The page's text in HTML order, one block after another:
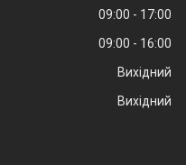
09:00
17:00
09:00
16:00
Вихідний
Вихідний